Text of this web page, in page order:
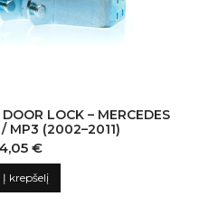
LOCK – MERCEDES
MP3 (2002–2011)
€
Į krepšelį